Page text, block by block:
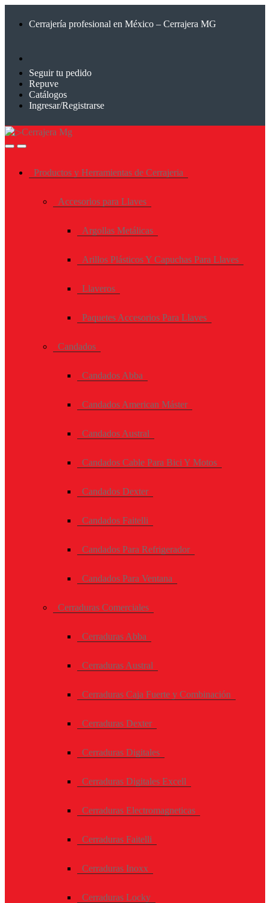
Cerrajería profesional en México – Cerrajera MG
Seguir tu pedido
Repuve
Catálogos
Ingresar/Registrarse
Productos y Herramientas de Cerrajeria
Accesorios para Llaves
Argollas Metálicas
Arillos Plásticos Y Capuchas Para Llaves
Llaveros
Paquetes Accesorios Para Llaves
Candados
Candados Abba
Candados American Máster
Candados Austral
Candados Cable Para Bici Y Motos
Candados Dexter
Candados Faitelli
Candados Para Refrigerador
Candados Para Ventana
Cerraduras Comerciales
Cerraduras Abba
Cerraduras Austral
Cerraduras Caja Fuerte y Combinación
Cerraduras Dexter
Cerraduras Digitales
Cerraduras Digitales Excell
Cerraduras Electromagneticas
Cerraduras Faitelli
Cerraduras Inoxx
Cerraduras Locky